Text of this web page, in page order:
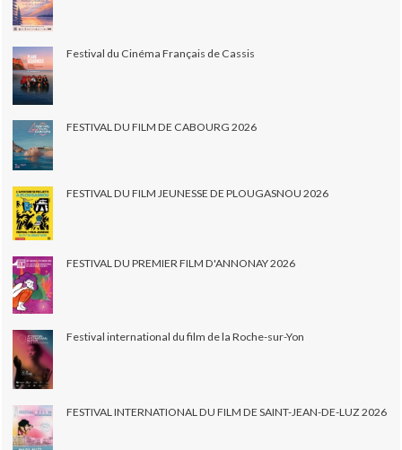
Festival du Cinéma Français de Cassis
FESTIVAL DU FILM DE CABOURG 2026
FESTIVAL DU FILM JEUNESSE DE PLOUGASNOU 2026
FESTIVAL DU PREMIER FILM D'ANNONAY 2026
Festival international du film de la Roche-sur-Yon
FESTIVAL INTERNATIONAL DU FILM DE SAINT-JEAN-DE-LUZ 2026